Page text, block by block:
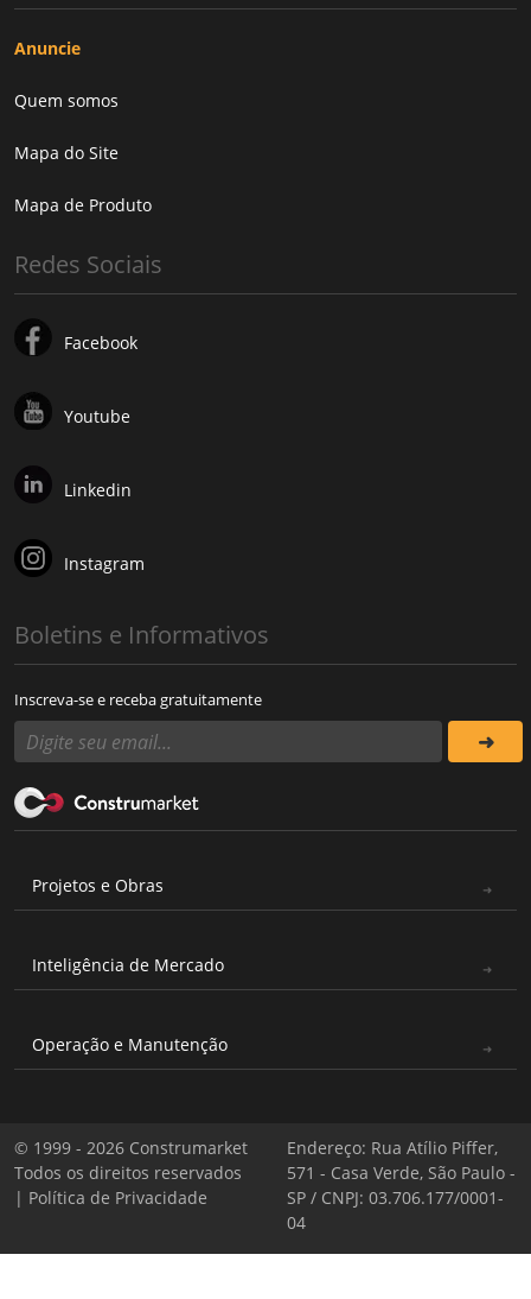
Anuncie
Quem somos
Mapa do Site
Mapa de Produto
Redes Sociais
Facebook
Youtube
Linkedin
Instagram
Boletins e Informativos
Inscreva-se e receba gratuitamente
Projetos e Obras
Inteligência de Mercado
Operação e Manutenção
© 1999 - 2026 Construmarket
Todos os direitos reservados
| Política de Privacidade
Endereço: Rua Atílio Piffer,
571 - Casa Verde, São Paulo -
SP / CNPJ: 03.706.177/0001-
04